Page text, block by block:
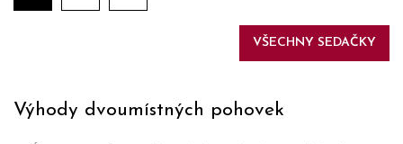
VŠECHNY SEDAČKY
Výhody dvoumístných pohovek